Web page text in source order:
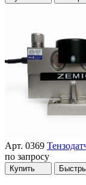
Арт. 0369
по запросу
Купить